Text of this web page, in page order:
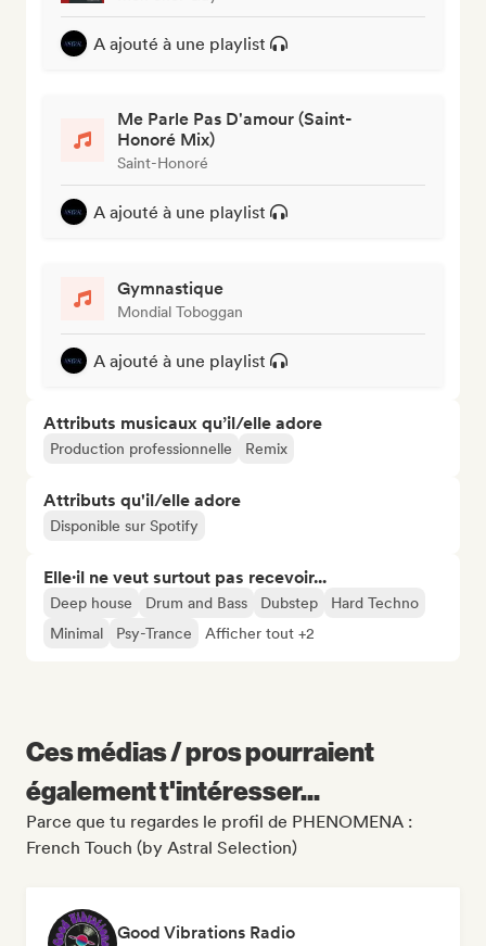
A ajouté à une playlist
Me Parle Pas D'amour (Saint-
Honoré Mix)
Saint-Honoré
A ajouté à une playlist
Gymnastique
Mondial Toboggan
A ajouté à une playlist
Attributs musicaux qu’il/elle adore
Production professionnelle Remix
Attributs qu'il/elle adore
Disponible sur Spotify
Elle·il ne veut surtout pas recevoir...
Deep house Drum and Bass Dubstep
Hard Techno
Minimal
Psy-Trance Afficher tout +2
Ces médias / pros pourraient
également t'intéresser...
Parce que tu regardes le profil de PHENOMENA :
French Touch (by Astral Selection)
Good Vibrations Radio